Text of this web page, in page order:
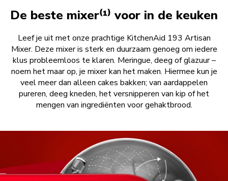
De beste mixer⁽¹⁾ voor in de keuken
Leef je uit met onze prachtige KitchenAid 193 Artisan
Mixer. Deze mixer is sterk en duurzaam genoeg om iedere
klus probleemloos te klaren. Meringue, deeg of glazuur –
noem het maar op, je mixer kan het maken. Hiermee kun je
veel meer dan alleen cakes bakken; van aardappelen
pureren, deeg kneden, het versnipperen van kip of het
mengen van ingrediënten voor gehaktbrood.